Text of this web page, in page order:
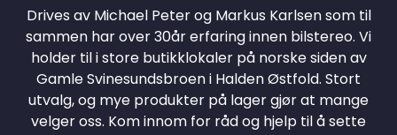
Drives av Michael Peter og Markus Karlsen som til
sammen har over 30år erfaring innen bilstereo. Vi
holder til i store butikklokaler på norske siden av
Gamle Svinesundsbroen i Halden Østfold. Stort
utvalg, og mye produkter på lager gjør at mange
velger oss. Kom innom for råd og hjelp til å sette